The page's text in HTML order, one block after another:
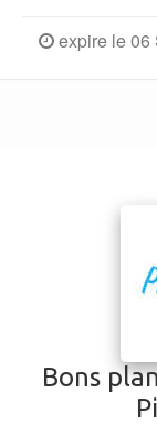
expire le 06
Bons